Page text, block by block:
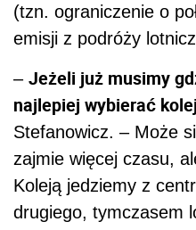
(tzn. ograniczenie o
emisji z podróży
– Jeżeli już musimy
najlepiej wybierać kolej
Stefanowicz. – Może
zajmie więcej czasu,
Koleją jedziemy z
drugiego, tymczasem